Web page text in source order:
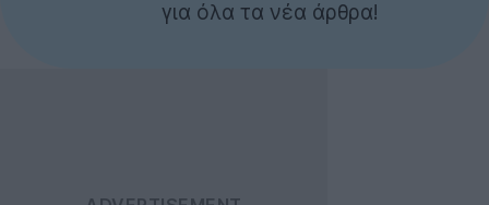
για όλα τα νέα άρθρα!